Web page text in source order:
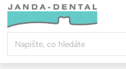
Přejít
obsah